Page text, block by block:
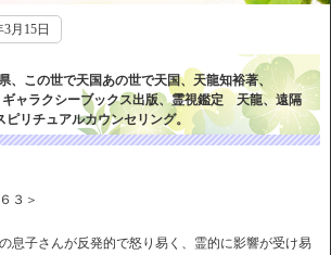
3月15日
、この世で天国あの世で天国、天龍知裕著、
ギャラクシーブックス出版、霊視鑑定 天龍、遠隔
リチュアルカウンセリング。
３＞
息子さんが反発的で怒り易く、霊的に影響が受け易